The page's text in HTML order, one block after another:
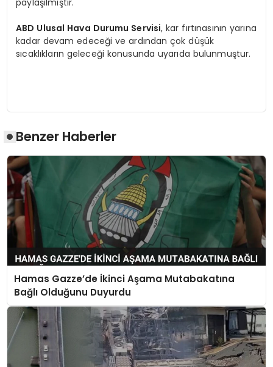
paylaşılmıştır.
ABD Ulusal Hava Durumu Servisi, kar fırtınasının yarına
kadar devam edeceği ve ardından çok düşük
sıcaklıkların geleceği konusunda uyarıda bulunmuştur.
Benzer Haberler
Hamas Gazze’de İkinci Aşama Mutabakatına
Bağlı Olduğunu Duyurdu